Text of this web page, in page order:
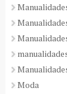
Moda